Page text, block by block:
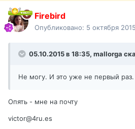
Firebird
Опубликовано: 5 октября 2015
05.10.2015 в 18:35, mallorga
Не могу. И это уже не первый
Опять - мне на почту
victor@4ru.es